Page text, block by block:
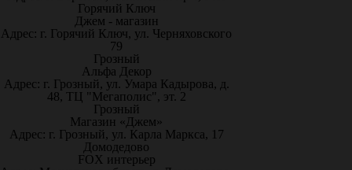
Горячий Ключ
Джем - магазин
Адрес: г. Горячий Ключ, ул. Черняховского
79
Грозный
Альфа Декор
Адрес: г. Грозный, ул. Умара Кадырова, д.
48, ТЦ "Мегаполис", эт. 2
Грозный
Магазин «Джем»
Адрес: г. Грозный, ул. Карла Маркса, 17
Домодедово
FOX интерьер